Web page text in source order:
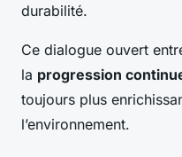
durabilité.
Ce dialogue ouvert
la progression
toujours plus
l’environnement.